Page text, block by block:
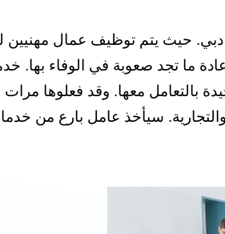
حيث يتم توظيف عمال مهنيين
ما تجد صعوبة في الوفاء بها.
بالتعامل معها. وقد فعلوها